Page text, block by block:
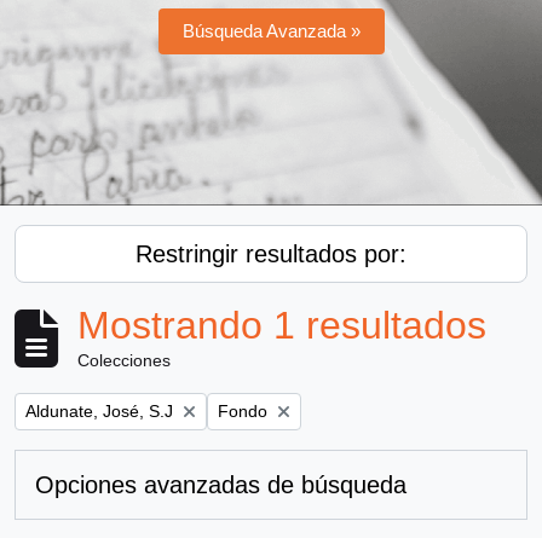
Búsqueda Avanzada »
Restringir resultados por:
Mostrando 1 resultados
Colecciones
Remove filter:
Aldunate, José, S.J Remove filter:
Fondo
Opciones avanzadas de búsqueda